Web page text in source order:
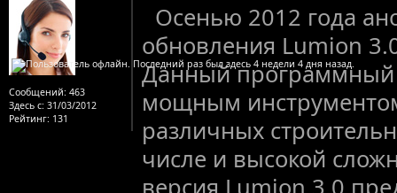
Сообщений: 463
Здесь с: 31/03/2012
Рейтинг: 131
Осенью 2012 года
обновления Lumion
Данный программный
мощным
различных
числе и высокой
версия Lumion 3.0